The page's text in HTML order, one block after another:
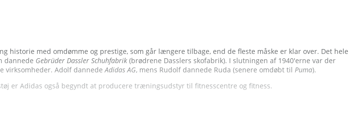
historie med omdømme og prestige, som går længere tilbage, end de fleste måske er klar over. Det hele
dannede Gebrüder Dassler Schuhfabrik (brødrene Dasslers skofabrik). I slutningen af 1940'erne var der
virksomheder. Adolf dannedeAdidas AG, mens Rudolf dannede Ruda (senere omdøbt til Puma).
er Adidas også begyndt at producere træningsudstyr til fitnesscentre og fitness.